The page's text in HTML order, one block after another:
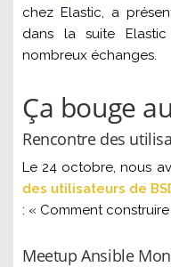
chez Elastic, a
dans la suite
nombreux échanges.
Ça bouge
Rencontre des
Le 24 octobre, nous
des utilisateurs de
: « Comment
Meetup Ansible